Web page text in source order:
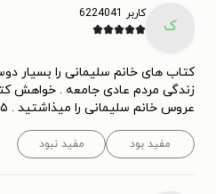
ک
کاربر 6224041
کتاب های خانم سلیمانی را بسیار
زندگی مردم عادی جامعه . خواهش
عروس خانم سلیمانی را میذاشتید . ۵ ستاره برای خانم سلیمانی
مفید بود مفید نبود